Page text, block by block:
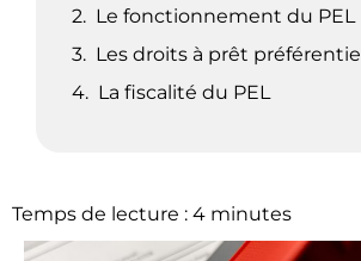
Le fonctionnement du PEL
Les droits à prêt préférentiel
La fiscalité du PEL
Temps de lecture : 4 minutes